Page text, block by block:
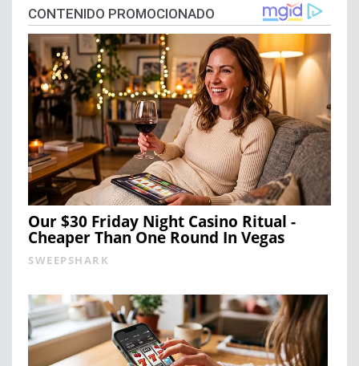
CONTENIDO PROMOCIONADO
Our $30 Friday Night Casino Ritual -
Cheaper Than One Round In Vegas
SWEEPSHARK